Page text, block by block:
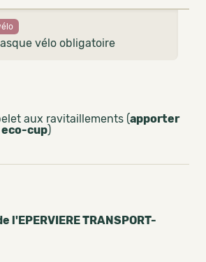
vélo obligatoire
aux ravitaillements (apporter
eco-cup)
l'EPERVIERE TRANSPORT-